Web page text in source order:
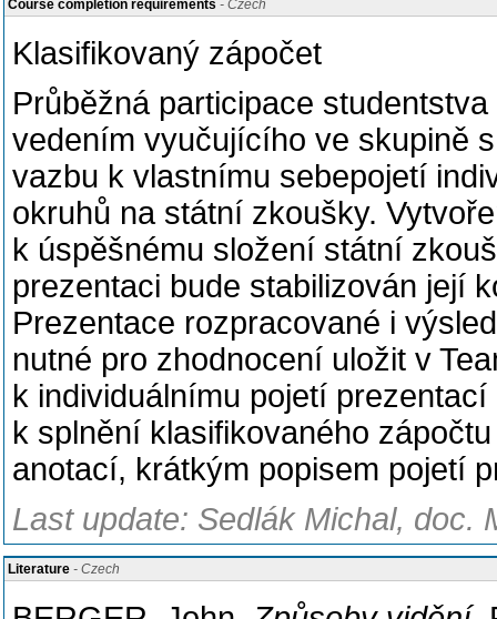
Course completion requirements - Czech
Klasifikovaný zápočet
Průběžná participace
vedením vyučujícího ve skupině
vazbu k vlastnímu sebepojetí
okruhů na státní zkoušky.
k úspěšnému složení státní
prezentaci bude stabilizován její
Prezentace rozpracované i
nutné pro zhodnocení uložit v
k individuálnímu pojetí
k splnění klasifikovaného
anotací, krátkým popisem pojetí
Last update: Sedlák Michal, doc.
Literature - Czech